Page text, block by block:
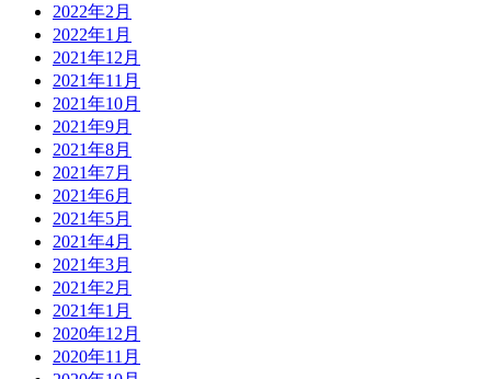
2022年2月
2022年1月
2021年12月
2021年11月
2021年10月
2021年9月
2021年8月
2021年7月
2021年6月
2021年5月
2021年4月
2021年3月
2021年2月
2021年1月
2020年12月
2020年11月